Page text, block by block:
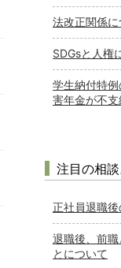
法改正関係に
SDGsと人権
学生納付特
害年金が不支
注目の相
正社員退職
退職後、前
とについて